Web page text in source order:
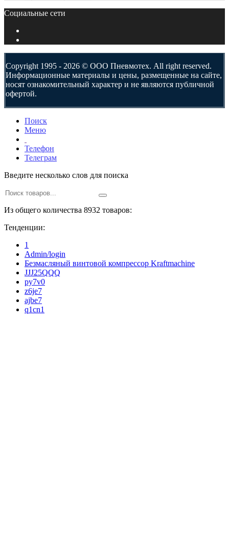
Социальные сети
Copyright 1995 - 2026 © ООО Пневмотех. All right reserved.
Информационные материалы и цены, размещенные на сайте,
носят ознакомительный характер и не являются публичной
офертой.
Поиск
Меню
Телефон
Телеграм
Введите несколько слов для поиска
Из общего количества 8932 товаров:
Тенденции:
1
Admin/login
Безмасляный винтовой компрессор Kraftmaсhine
JJJ25QQQ
py7v0
z6je7
ajbe7
q1cn1